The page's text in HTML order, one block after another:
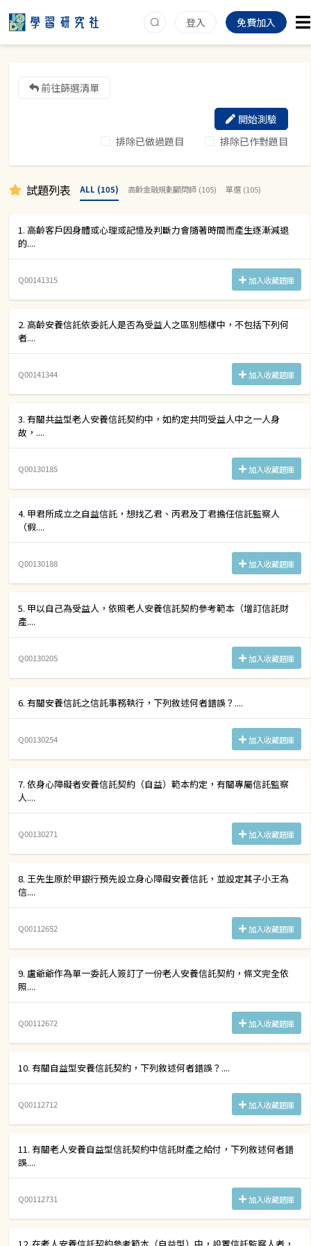
登入 免費加入
前往篩選清單
排除已做過題目 排除已作對題目
開始測驗
試題列表 ALL (105) 高齡金融規劃顧問師 (105) 單選 (105)
1. 高齡客戶因身體或心理或記憶及判斷力會隨著時間而產生逐漸減退
的....
Q00141315 加入收藏題庫
2. 高齡安養信託依委託人是否為受益人之區別態樣中，不包括下列何
者....
Q00141344 加入收藏題庫
3. 有關共益型老人安養信託契約中，如約定共同受益人中之一人身
故，....
Q00130185 加入收藏題庫
4. 甲君所成立之自益信託，想找乙君、丙君及丁君擔任信託監察人
（假....
Q00130188 加入收藏題庫
5. 甲以自己為受益人，依照老人安養信託契約參考範本（增訂信託財
產....
Q00130205 加入收藏題庫
6. 有關安養信託之信託事務執行，下列敘述何者錯誤？....
Q00130254 加入收藏題庫
7. 依身心障礙者安養信託契約（自益）範本約定，有關專屬信託監察
人....
Q00130271 加入收藏題庫
8. 王先生原於甲銀行預先設立身心障礙安養信託，並設定其子小王為
信....
Q00112652 加入收藏題庫
9. 盧爺爺作為單一委託人簽訂了一份老人安養信託契約，條文完全依
照....
Q00112672 加入收藏題庫
10. 有關自益型安養信託契約，下列敘述何者錯誤？....
Q00112712 加入收藏題庫
11. 有關老人安養自益型信託契約中信託財產之給付，下列敘述何者錯
誤....
Q00112731 加入收藏題庫